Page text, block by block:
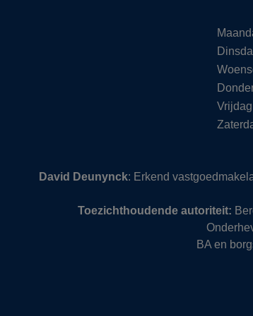
Vrijdag
David Deunynck: Erkend
Toezichthoudende autoriteit:
BA en